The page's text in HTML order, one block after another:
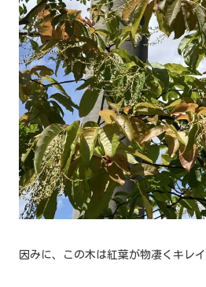
因みに、この木は紅葉が物凄くキレイ